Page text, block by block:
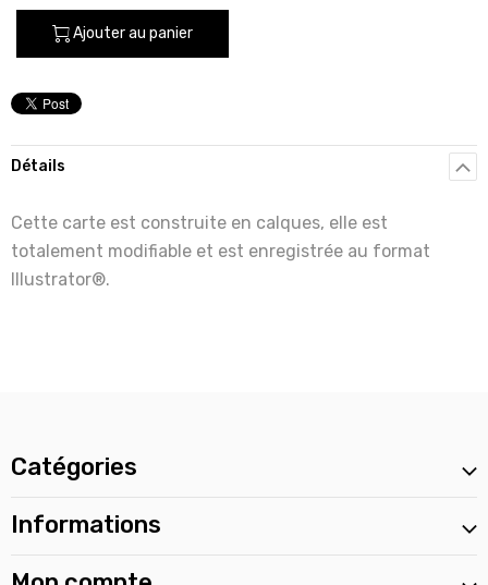
Ajouter au panier
Détails
Cette carte est construite en calques, elle est
totalement modifiable et est enregistrée au format
Illustrator®.
Catégories
Informations